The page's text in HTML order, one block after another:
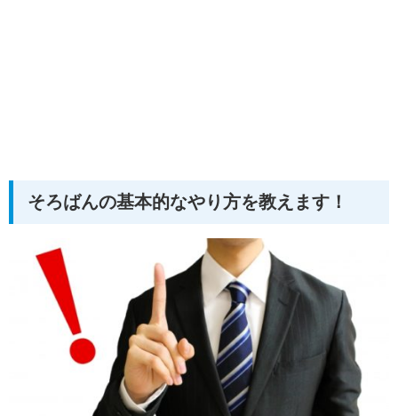
そろばんの基本的なやり方を教えます！